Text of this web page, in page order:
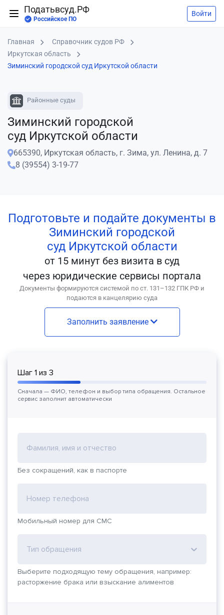
Податьвсуд.РФ
Российское ПО
Войти
Главная
Справочник судов РФ
Иркутская область
Зиминский городской суд Иркутской области
Районные суды
Зиминский городской
суд Иркутской области
665390, Иркутская область, г. Зима, ул. Ленина, д. 7
8 (39554) 3-19-77
Подготовьте и подайте документы в
Зиминский городской
суд Иркутской области
от 15 минут без визита в суд
через юридические сервисы портала
Документы формируются системой по ст. 131–132 ГПК РФ и
подаются в канцелярию суда
Заполнить заявление
Шаг 1 из 3
Сначала — ФИО, телефон и выбор типа обращения. Остальное
сервис заполнит автоматически
Фамилия, имя и отчество
Без сокращений, как в паспорте
Номер телефона
Мобильный номер для СМС
Тип обращения
Выберите подходящую тему обращения, например:
расторжение брака или взыскание алиментов